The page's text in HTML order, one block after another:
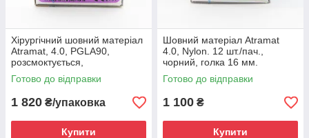
Хірургічний шовний матеріал
Atramat, 4.0, PGLA90,
розсмоктується,
незабарвлений, 12 шт./уп.,
голка 19мм
Готово до відправки
1 820 ₴/упаковка
Купити
Шовний матеріал Atramat
4.0, Nylon. 12 шт./пач.,
чорний, голка 16 мм.
Готово до відправки
1 100 ₴
Купити